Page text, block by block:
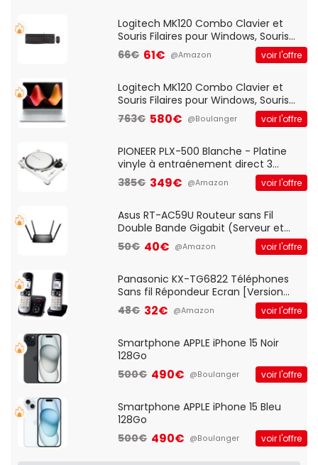
Logitech MK120 Combo Clavier et
Souris Filaires pour Windows, Souris
Optique Filaire, Connexion USB Plug
And Play, Confortable, Taille
QWERTY UK - Noir
66€ 61€ @Amazon voir l'offre
Logitech MK120 Combo Clavier et
Souris Filaires pour Windows, Souris
Optique Filaire, Connexion USB Plug
And Play, Confortable, Taille
QWERTY UK - Noir
763€ 580€ @Boulanger voir l'offre
PIONEER PLX-500 Blanche - Platine
vinyle à entraénement direct 3
vitesses (33-45-78 trs/min) avec
pre-ampli intégré et port USB
385€ 349€ @Amazon voir l'offre
Asus RT-AC59U Routeur sans Fil
Double Bande Gigabit (Serveur et
Client VPN, Triple Vlan, Mode Point
d'accès et Bridge, contrôle Parental,
50€ 40€ @Amazon voir l'offre
Panasonic KX-TG6822 Téléphones
Sans fil Répondeur Ecran [Version
Française]
48€ 32€ @Amazon voir l'offre
Smartphone APPLE iPhone 15 Noir
128Go
500€ 490€ @Boulanger voir l'offre
Smartphone APPLE iPhone 15 Bleu
128Go
500€ 490€ @Boulanger voir l'offre